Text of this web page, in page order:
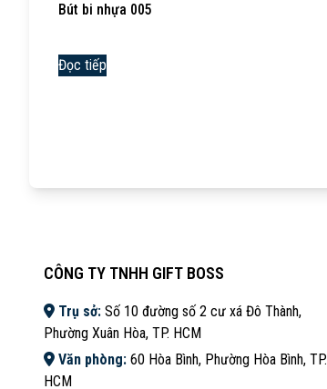
Bút bi nhựa 005
Đọc tiếp
CÔNG TY TNHH GIFT BOSS
Trụ sở: Số 10 đường số 2 cư xá Đô Thành,
Phường Xuân Hòa, TP. HCM
Văn phòng: 60 Hòa Bình, Phường Hòa Bình, TP.
HCM